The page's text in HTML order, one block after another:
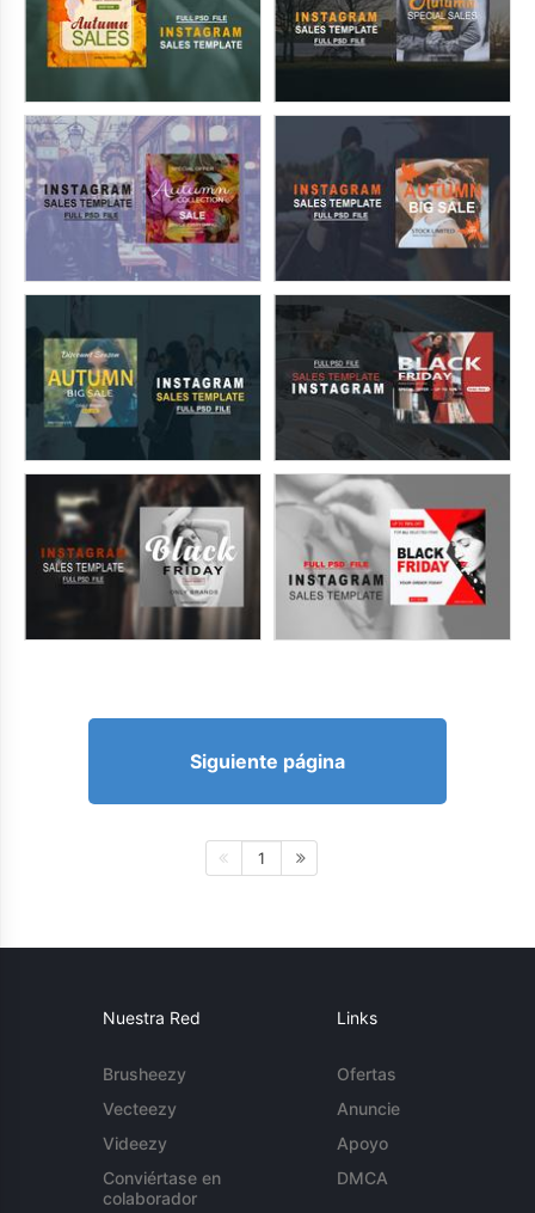
Siguiente página
1
Nuestra Red
Brusheezy
Vecteezy
Videezy
Conviértase en
colaborador
Links
Ofertas
Anuncie
Apoyo
DMCA